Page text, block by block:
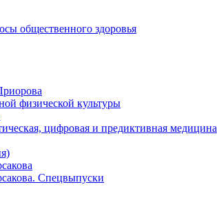
общественного здоровья
физической культуры
цифровая и предиктивная медицина
Спецвыпуски